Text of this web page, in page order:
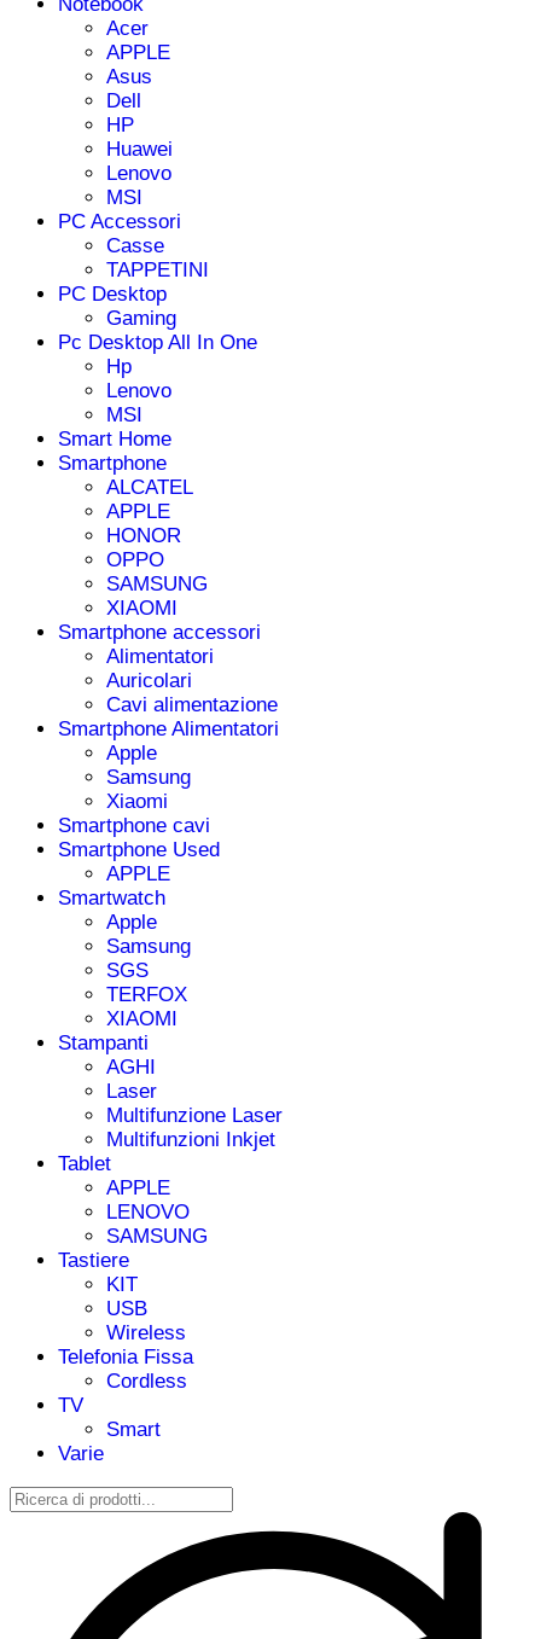
Acer
APPLE
Asus
Dell
HP
Huawei
Lenovo
MSI
PC Accessori
Casse
TAPPETINI
PC Desktop
Gaming
Pc Desktop All In One
Hp
Lenovo
MSI
Smart Home
Smartphone
ALCATEL
APPLE
HONOR
OPPO
SAMSUNG
XIAOMI
Smartphone accessori
Alimentatori
Auricolari
Cavi alimentazione
Smartphone Alimentatori
Apple
Samsung
Xiaomi
Smartphone cavi
Smartphone Used
APPLE
Smartwatch
Apple
Samsung
SGS
TERFOX
XIAOMI
Stampanti
AGHI
Laser
Multifunzione Laser
Multifunzioni Inkjet
Tablet
APPLE
LENOVO
SAMSUNG
Tastiere
KIT
USB
Wireless
Telefonia Fissa
Cordless
TV
Smart
Varie